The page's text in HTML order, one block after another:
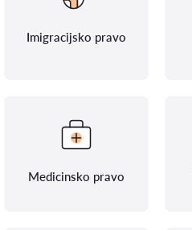
Imigracijsko pravo
Medicinsko pravo